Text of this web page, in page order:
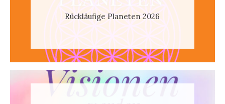
Rückläufige Planeten 2026